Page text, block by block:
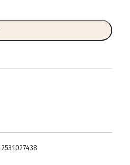
2531027438